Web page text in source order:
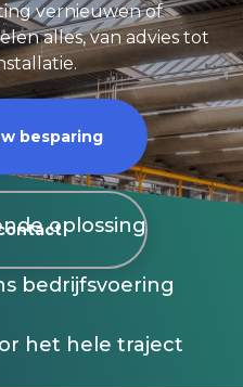
vernieuwen of
alles, van advies tot
besparing
oplossing
bedrijfsvoering
het hele traject